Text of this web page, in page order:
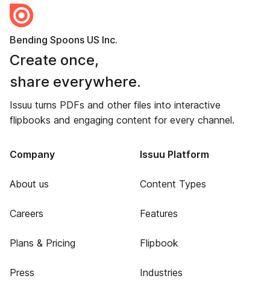
Bending Spoons US Inc.
Create once,
share everywhere.
Issuu turns PDFs and other files into interactive
flipbooks and engaging content for every channel.
Company
About us
Careers
Plans & Pricing
Press
Issuu Platform
Content Types
Features
Flipbook
Industries